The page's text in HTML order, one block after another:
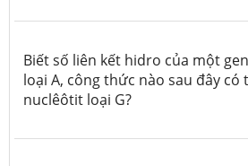
Biết số liên kết hidro của một
loại A, công thức nào sau đây
nuclêôtit loại G?